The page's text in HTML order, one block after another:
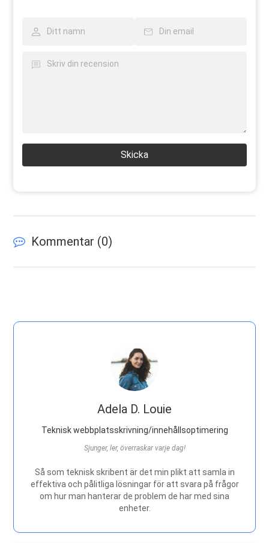
Skicka
Kommentar (0)
Adela D. Louie
Teknisk webbplatsskrivning/innehållsoptimering
Sjunger, ler, överraskar varje dag!
Så som teknisk skribent är det min plikt att samla in
effektiva och pålitliga lösningar för att svara på frågor
om hur man hanterar de problem de har med sina
enheter.